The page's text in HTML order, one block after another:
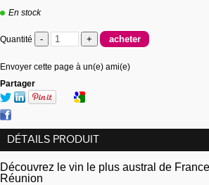
En stock
Quantité
Envoyer cette page à un(e) ami(e)
Partager
DÉTAILS PRODUIT
Découvrez le vin le plus austral de
Réunion